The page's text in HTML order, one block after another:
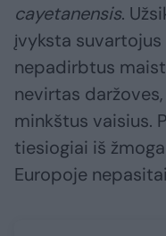
cayetanensis.
įvyksta
nepadirbtus
nevirtas
minkštus vaisius.
tiesiogiai iš
Europoje